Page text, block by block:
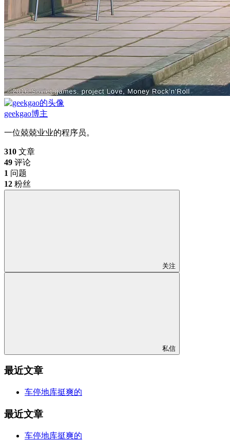
geekgao博主
一位兢兢业业的程序员。
310 文章
49 评论
1 问题
12 粉丝
关注
私信
最近文章
车停地库挺爽的
最近文章
车停地库挺爽的